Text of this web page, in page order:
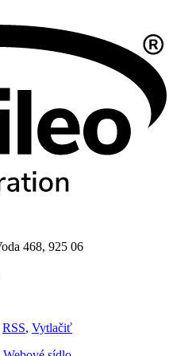
468, 925 06
RSS, Vytlačiť